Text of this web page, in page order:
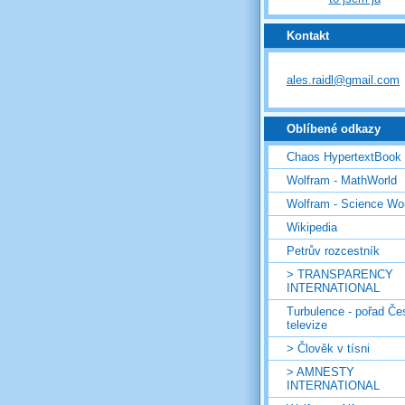
Kontakt
ales.raidl@gmail.com
Oblíbené odkazy
Chaos HypertextBook
Wolfram - MathWorld
Wolfram - Science
Wikipedia
Petrův rozcestník
> TRANSPARENCY
INTERNATIONAL
Turbulence - pořad
televize
> Člověk v tísni
> AMNESTY
INTERNATIONAL